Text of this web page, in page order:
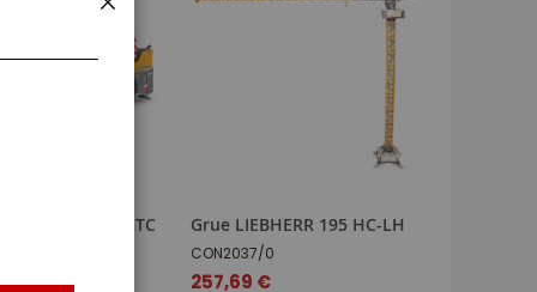
– LIEBHERR LTC
Grue LIEBHERR 195 HC-LH
CON2037/0
257,69 €